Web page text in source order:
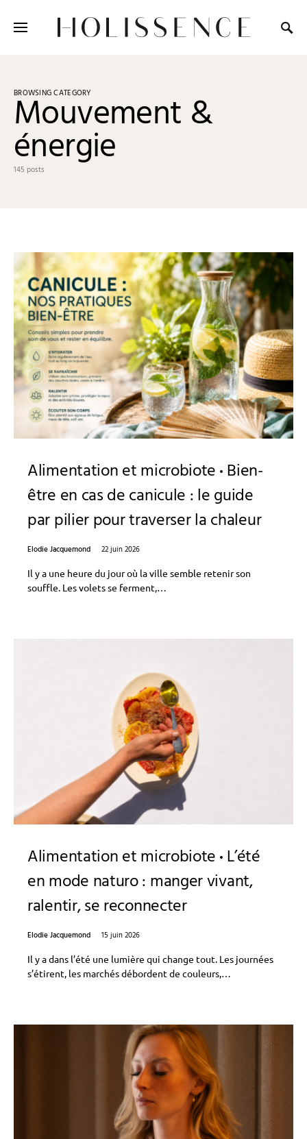
BROWSING CATEGORY
Mouvement &
énergie
145 posts
Alimentation et microbiote Bien-
être en cas de canicule : le guide
par pilier pour traverser la chaleur
Elodie Jacquemond
22 juin 2026
Il y a une heure du jour où la ville semble retenir son
souffle. Les volets se ferment,…
Alimentation et microbiote L’été
en mode naturo : manger vivant,
ralentir, se reconnecter
Elodie Jacquemond
15 juin 2026
Il y a dans l’été une lumière qui change tout. Les journées
s’étirent, les marchés débordent de couleurs,…